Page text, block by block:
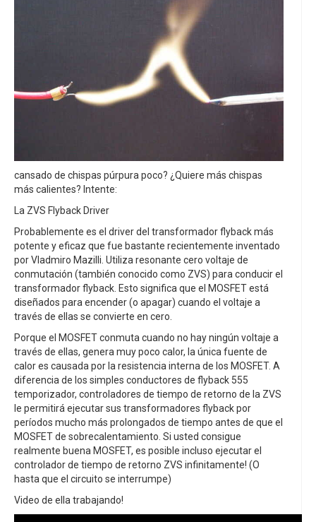
cansado de chispas púrpura poco? ¿Quiere más chispas
más calientes? Intente:
La ZVS Flyback Driver
Probablemente es el driver del transformador flyback más
potente y eficaz que fue bastante recientemente inventado
por Vladmiro Mazilli. Utiliza resonante cero voltaje de
conmutación (también conocido como ZVS) para conducir el
transformador flyback. Esto significa que el MOSFET está
diseñados para encender (o apagar) cuando el voltaje a
través de ellas se convierte en cero.
Porque el MOSFET conmuta cuando no hay ningún voltaje a
través de ellas, genera muy poco calor, la única fuente de
calor es causada por la resistencia interna de los MOSFET. A
diferencia de los simples conductores de flyback 555
temporizador, controladores de tiempo de retorno de la ZVS
le permitirá ejecutar sus transformadores flyback por
períodos mucho más prolongados de tiempo antes de que el
MOSFET de sobrecalentamiento. Si usted consigue
realmente buena MOSFET, es posible incluso ejecutar el
controlador de tiempo de retorno ZVS infinitamente! (O
hasta que el circuito se interrumpe)
Video de ella trabajando!